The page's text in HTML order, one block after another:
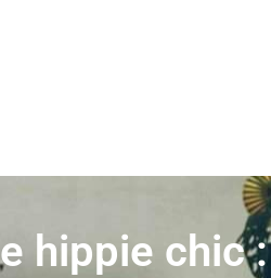
hippie chic